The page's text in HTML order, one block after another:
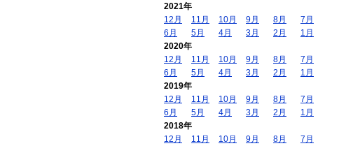
2021年
12月
11月 10月 9月 8月
7月
6月
5月 4月 3月 2月
1月
2020年
12月
11月 10月 9月 8月
7月
6月
5月 4月 3月 2月
1月
2019年
12月
11月 10月 9月 8月
7月
6月
5月 4月 3月 2月
1月
2018年
12月
11月 10月 9月 8月
7月